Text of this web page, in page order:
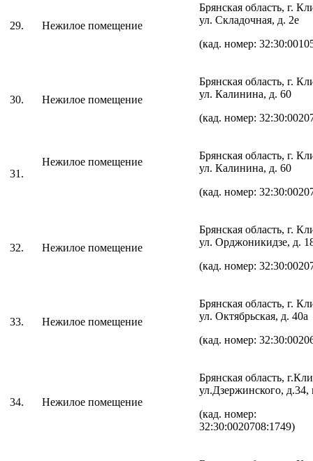
29. Нежилое помещение
Брянская область, г.
ул. Складочная, д. 2е
(кад. номер:
30. Нежилое помещение
Брянская область, г.
ул. Калинина, д. 60
(кад. номер:
31.
Нежилое помещение
Брянская область, г.
ул. Калинина, д. 60
(кад. номер:
32. Нежилое помещение
Брянская область, г.
ул. Орджоникидзе, д.
(кад. номер:
33. Нежилое помещение
Брянская область, г.
ул. Октябрьская, д. 40а
(кад. номер:
34. Нежилое помещение
Брянская область,
ул.Дзержинского, д.34,
(кад. номер:
32:30:0020708:1749)